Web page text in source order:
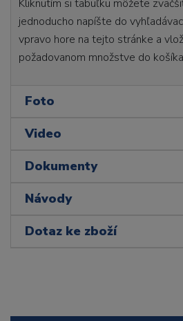
Kliknutím si tabuľku môžete
jednoducho napíšte do
vpravo hore na tejto stránke a
požadovanom množstve do košíka
Foto
Video
Dokumenty
Návody
Dotaz ke zboží